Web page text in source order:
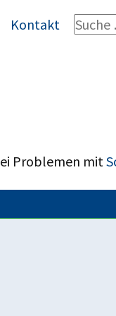
Kontakt
Problemen mit